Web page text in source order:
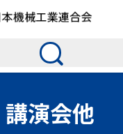
講演会他